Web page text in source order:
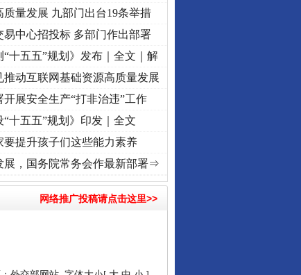
兴征程丨“转折之城”激荡..·[视频]牢记初心使命 奋进复兴征程丨红船起航处 潮起..
质量发展 九部门出台19条举措
易中心招投标 多部门作出部署
“十五五”规划》发布｜全文｜解
推动互联网基础资源高质量发展
开展安全生产“打非治违”工作
“十五五”规划》印发｜全文
要提升孩子们这些能力素养
展，国务院常务会作最新部署⇒
网络推广投稿请点击这里>>